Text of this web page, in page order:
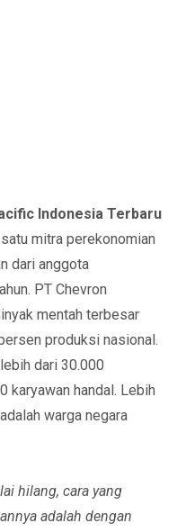
Indonesia Terbaru
mitra perekonomian
dari anggota
PT Chevron
mentah terbesar
produksi nasional.
dari 30.000
karyawan handal. Lebih
warga negara
hilang, cara yang
adalah dengan